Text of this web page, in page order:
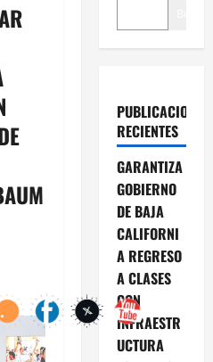
PUBLICACIONES
RECIENTES
GARANTIZA
GOBIERNO
DE BAJA
CALIFORNI
A REGRESO
A CLASES
CON
INFRAESTR
UCTURA